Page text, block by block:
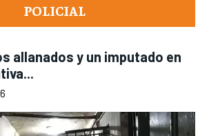
POLICIAL
allanados y un imputado en